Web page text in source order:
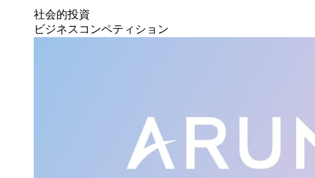
社会的投資
ビジネスコンペティション